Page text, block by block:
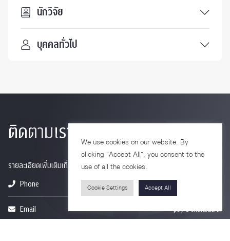
นักวิจัย
บุคคลทั่วไป
ติดตามเรา
รายละเอียดเพิ่มเติมเกี่ยวกับคณะ ติดตามข่าวสารคณะ
Phone
Email psy@chula.ac.th
We use cookies on our website. By
clicking “Accept All”, you consent to the
use of all the cookies.
Cookie Settings Accept All